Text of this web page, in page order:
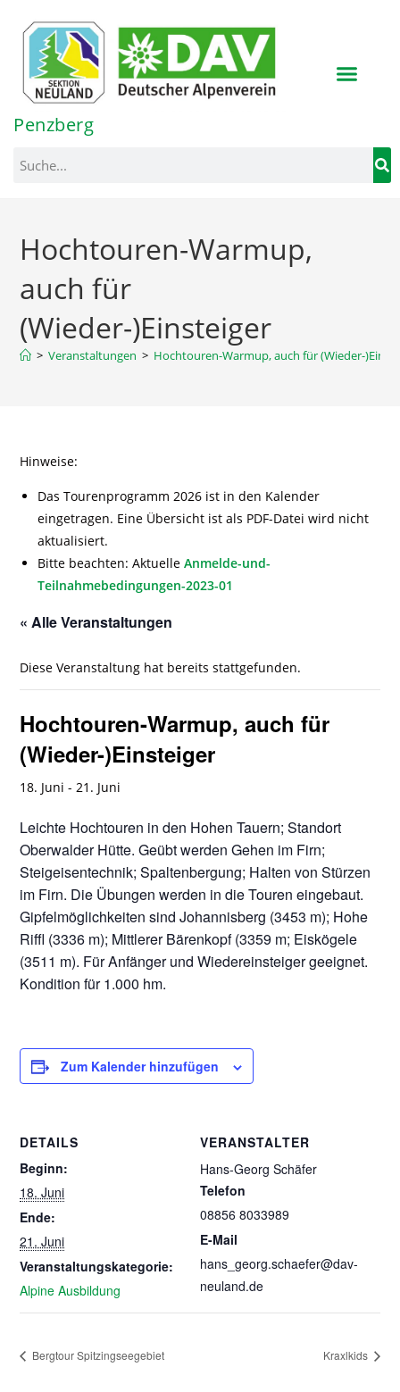
springen
Penzberg
Hochtouren-Warmup,
auch für
(Wieder-)Einsteiger
> Veranstaltungen > Hochtouren-Warmup, auch für (Wieder-
Hinweise:
Das Tourenprogramm 2026 ist in den Kalender
eingetragen. Eine Übersicht ist als PDF-Datei wird nicht
aktualisiert.
Bitte beachten: Aktuelle Anmelde-und-
Teilnahmebedingungen-2023-01
« Alle Veranstaltungen
Diese Veranstaltung hat bereits stattgefunden.
Hochtouren-Warmup, auch für
(Wieder-)Einsteiger
18. Juni -21. Juni
Leichte Hochtouren in den Hohen Tauern; Standort
Oberwalder Hütte. Geübt werden Gehen im Firn;
Steigeisentechnik; Spaltenbergung; Halten von Stürzen
im Firn. Die Übungen werden in die Touren eingebaut.
Gipfelmöglichkeiten sind Johannisberg (3453 m); Hohe
Riffl (3336 m); Mittlerer Bärenkopf (3359 m; Eiskögele
(3511 m). Für Anfänger und Wiedereinsteiger geeignet.
Kondition für 1.000 hm.
Zum Kalender hinzufügen
DETAILS
Beginn:
18. Juni
Ende:
21. Juni
Veranstaltungskategorie:
Alpine Ausbildung
VERANSTALTER
Hans-Georg Schäfer
Telefon
08856 8033989
E-Mail
hans_georg.schaefer@dav-
neuland.de
Bergtour Spitzingseegebiet Kraxlkids